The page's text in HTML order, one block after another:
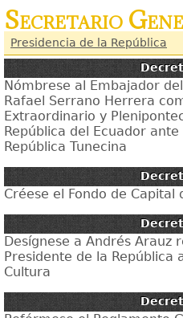
Secretario
Presidencia de la República
Nómbrese al Embajador
Rafael Serrano Herrera
Extraordinario y
República del Ecuador
República Tunecina
Créese el Fondo de Capital
Desígnese a Andrés Arauz
Presidente de la República
Cultura